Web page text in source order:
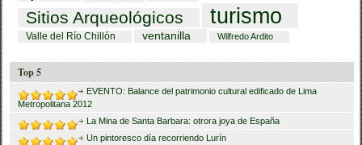
Sitios Arqueológicos turismo
Valle del Río Chillón ventanilla Wilfredo Ardito
Top 5
EVENTO: Balance del patrimonio cultural edificado de Lima
Metropolitana 2012
La Mina de Santa Barbara: otrora joya de España
Un pintoresco día recorriendo Lurín